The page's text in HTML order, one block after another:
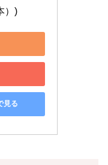
）)
見る